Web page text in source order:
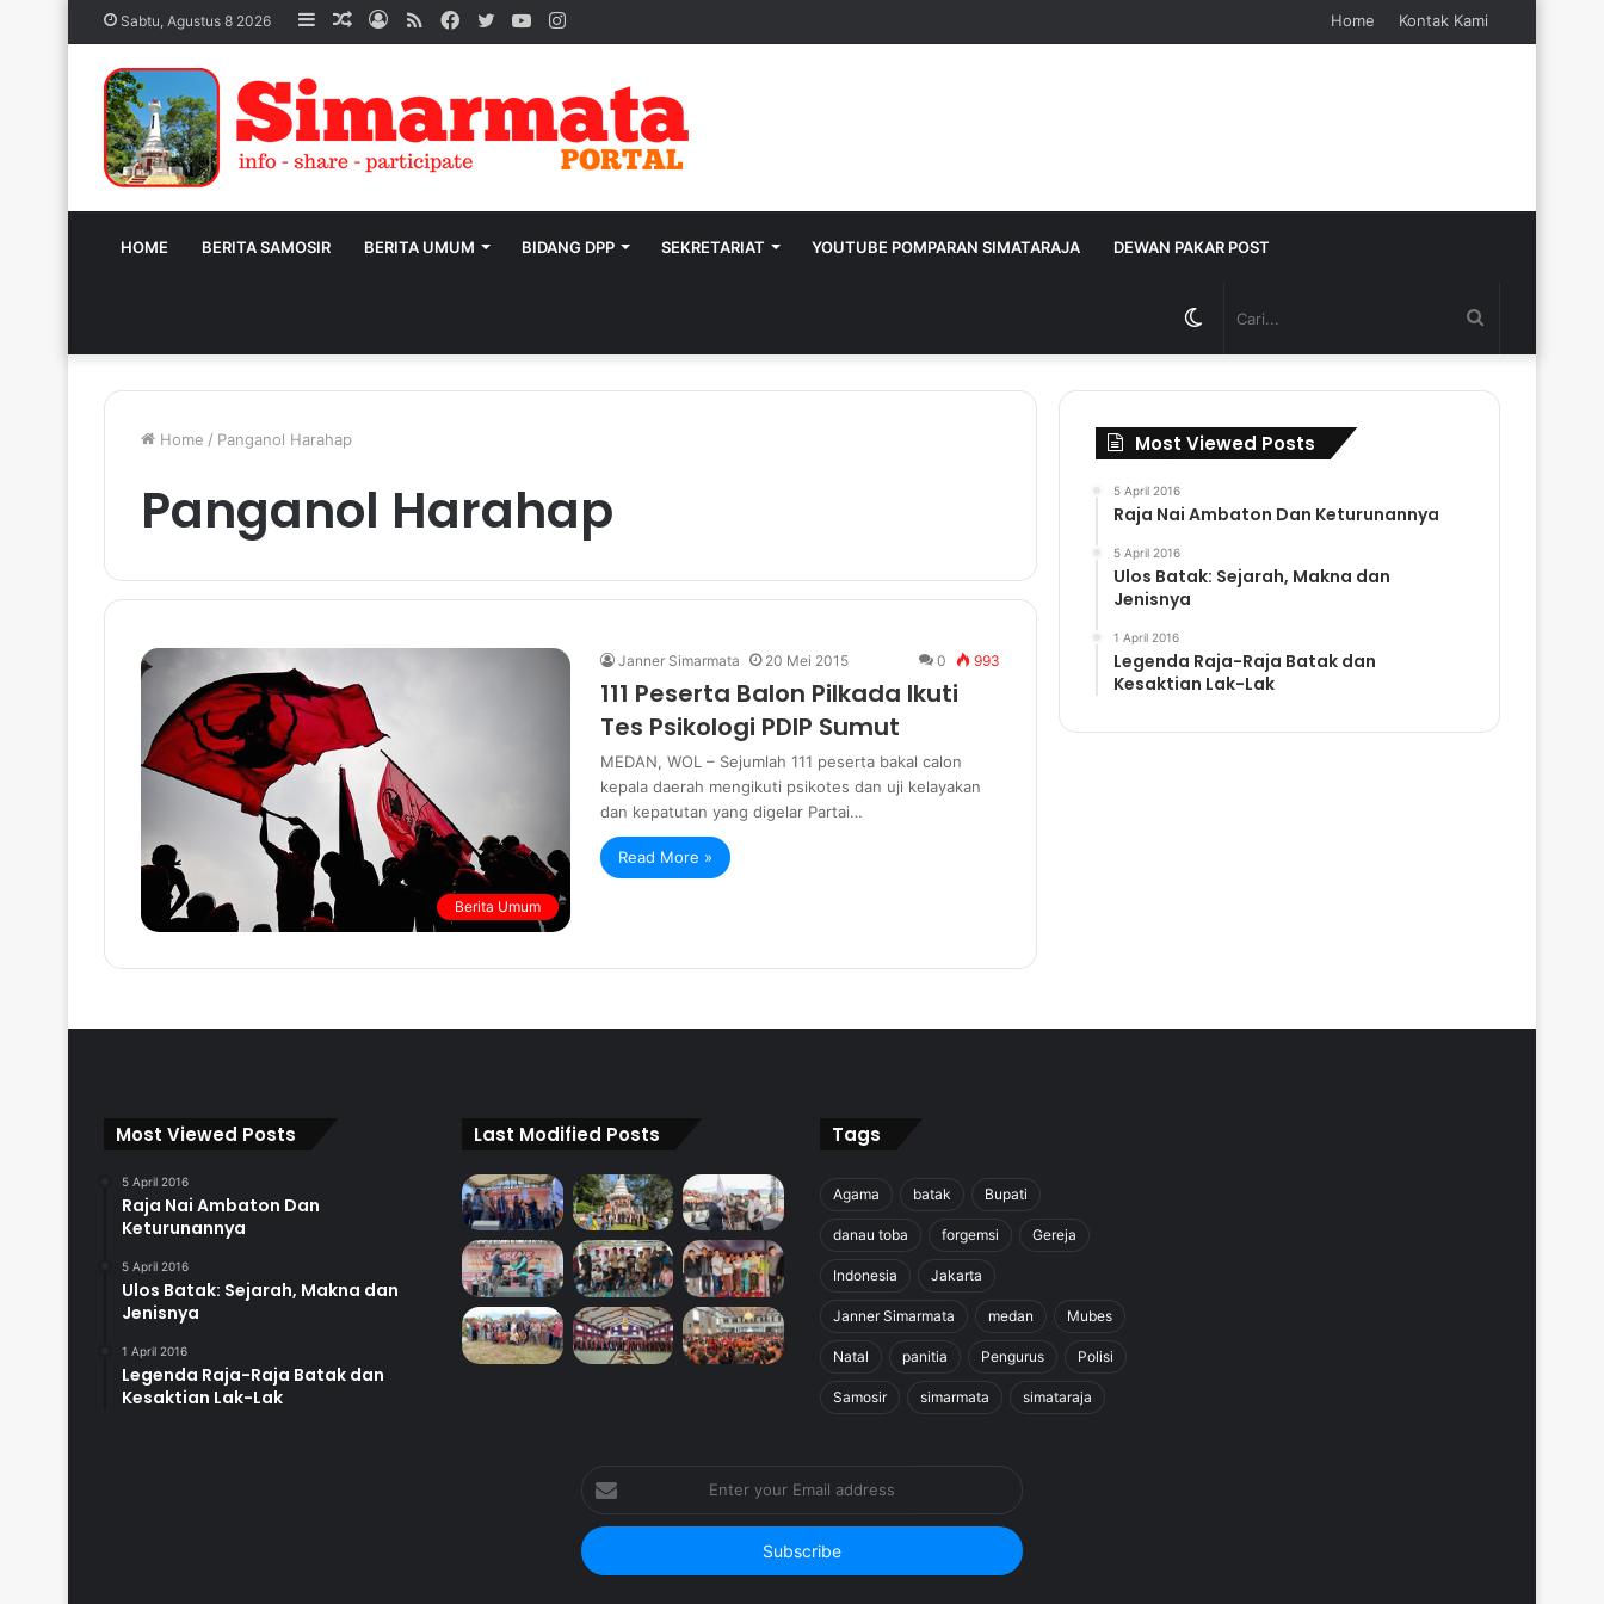
Sabtu, Agustus 8 2026 Sidebar
Acak LogRSS Facebook
TwitterYouTube Home Kontak Kami
HOME BERITA SAMOSIR BERITA UMUM BIDANG DPP SEKRETARIAT YOUTUBE POMPARAN SIMATARAJA DEWAN PAKAR POST
Switch
skin
Home / Panganol Harahap
Panganol Harahap
Berita Umum
Janner Simarmata 20 Mei 2015 0 993
111 Peserta Balon Pilkada Ikuti
Tes Psikologi PDIP Sumut
MEDAN, WOL – Sejumlah 111 peserta bakal calon
kepala daerah mengikuti psikotes dan uji kelayakan
dan kepatutan yang digelar Partai…
Read More »
Most Viewed Posts
5 April 2016
Raja Nai Ambaton Dan Keturunannya
5 April 2016
Ulos Batak: Sejarah, Makna dan
Jenisnya
1 April 2016
Legenda Raja-Raja Batak dan
Kesaktian Lak-Lak
Most Viewed Posts
5 April 2016
Raja Nai Ambaton Dan
Keturunannya
5 April 2016
Ulos Batak: Sejarah, Makna dan
Jenisnya
1 April 2016
Legenda Raja-Raja Batak dan
Kesaktian Lak-Lak
Last Modified Posts Tags
Agama batak Bupati
danau toba forgemsi Gereja
Indonesia Jakarta
Janner Simarmata medan Mubes
Natal panitia Pengurus Polisi
Samosir simarmata simataraja
your
Email
address